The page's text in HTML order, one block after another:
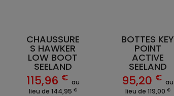
CHAUSSURE
S HAWKER
LOW BOOT
SEELAND
115,96 € au
lieu de 144,95 €
BOTTES KEY
POINT
ACTIVE
SEELAND
95,20 € au
lieu de 119,00 €